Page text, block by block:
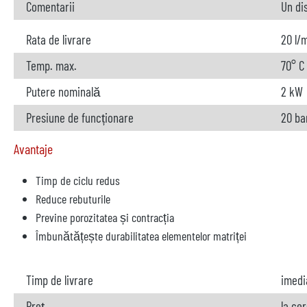
Comentarii
Un
Rata de livrare
20 l/
Temp. max.
70° C
Putere nominală
2 kW
Presiune de funcționare
20
Avantaje
Timp de ciclu redus
Reduce rebuturile
Previne porozitatea și contracția
Îmbunătățește durabilitatea elementelor matriței
Timp de livrare